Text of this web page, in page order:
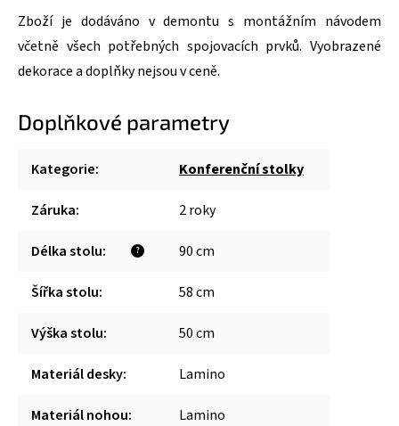
Zboží je dodáváno v demontu s montážním návodem
včetně všech potřebných spojovacích prvků. Vyobrazené
dekorace a doplňky nejsou v ceně.
Doplňkové parametry
Kategorie: Konferenční stolky
Záruka: 2 roky
?
Délka stolu: 90 cm
Šířka stolu: 58 cm
Výška stolu: 50 cm
Materiál desky: Lamino
Materiál nohou: Lamino